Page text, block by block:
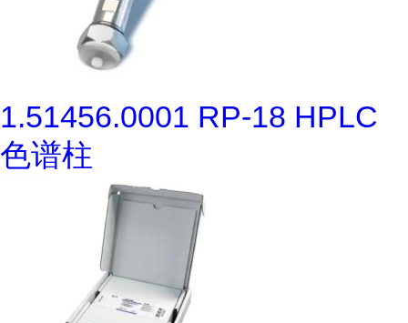
1.51456.0001 RP-18 HPLC
色谱柱